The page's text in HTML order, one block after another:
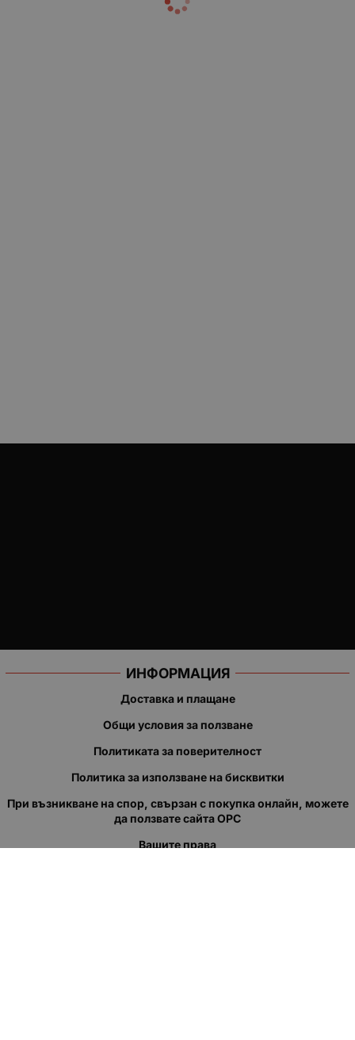
ИНФОРМАЦИЯ
Доставка и плащане
Общи условия за ползване
Политиката за поверителност
Политика за използване на бисквитки
При възникване на спор, свързан с покупка онлайн, можете
да ползвате сайта ОРС
Вашите права